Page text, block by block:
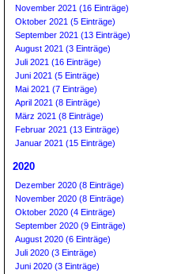
November 2021 (16 Einträge)
Oktober 2021 (5 Einträge)
September 2021 (13 Einträge)
August 2021 (3 Einträge)
Juli 2021 (16 Einträge)
Juni 2021 (5 Einträge)
Mai 2021 (7 Einträge)
April 2021 (8 Einträge)
März 2021 (8 Einträge)
Februar 2021 (13 Einträge)
Januar 2021 (15 Einträge)
2020
Dezember 2020 (8 Einträge)
November 2020 (8 Einträge)
Oktober 2020 (4 Einträge)
September 2020 (9 Einträge)
August 2020 (6 Einträge)
Juli 2020 (3 Einträge)
Juni 2020 (3 Einträge)